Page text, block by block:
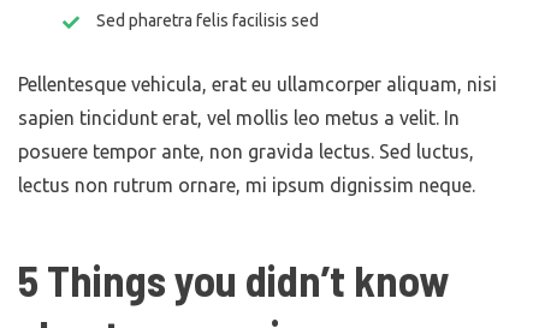
Sed pharetra felis facilisis sed
Pellentesque vehicula, erat eu ullamcorper aliquam, nisi
sapien tincidunt erat, vel mollis leo metus a velit. In
posuere tempor ante, non gravida lectus. Sed luctus,
lectus non rutrum ornare, mi ipsum dignissim neque.
5 Things you didn’t know